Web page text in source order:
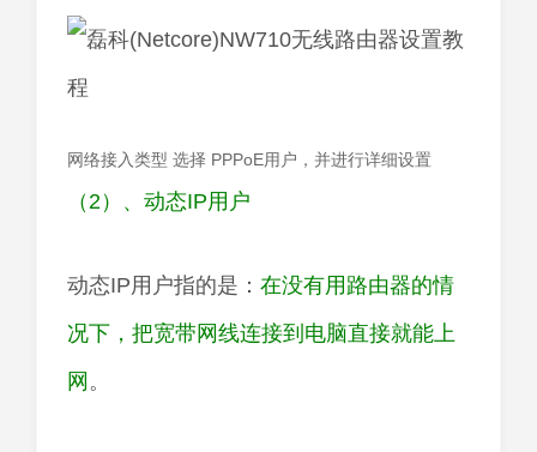
网络接入类型 选择 PPPoE用户，并进行详细设置
（2）、动态IP用户
动态IP用户指的是： 在没有用路由器的情
况下，把宽带网线连接到电脑直接就能上
网 。